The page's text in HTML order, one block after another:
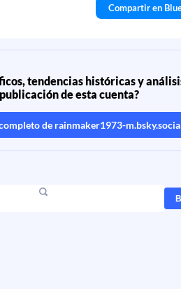
Compartir en
tendencias históricas y
publicación de esta cuenta?
de rainmaker1973-